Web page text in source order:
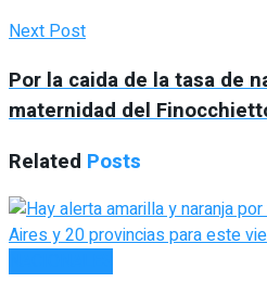
Next Post
Por la caida de la tasa de
maternidad del
Related Posts